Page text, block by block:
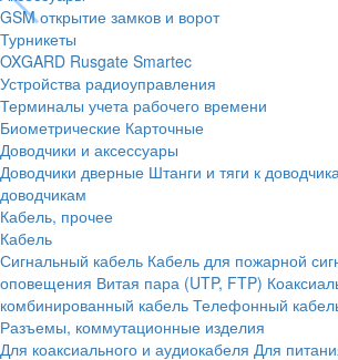
GSM открытие замков и ворот
Турникеты
OXGARD Rusgate Smartec
Устройства радиоуправления
Терминалы учета рабочего времени
Биометрические Карточные
Доводчики и аксессуары
Доводчики дверные Штанги и тяги к
доводчикам
Кабель, прочее
Кабель
Сигнальный кабель Кабель для пожарной
оповещения Витая пара (UTP, FTP)
комбинированный кабель Телефонный
Разъемы, коммутационные изделия
Для коаксиального и аудиокабеля Для